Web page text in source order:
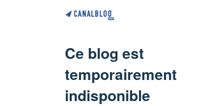
Ce blog est
temporairement
indisponible